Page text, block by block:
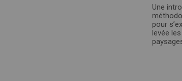
Une
pour
levée